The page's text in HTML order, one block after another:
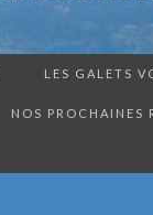
LES GALETS
NOS PROCHAINES